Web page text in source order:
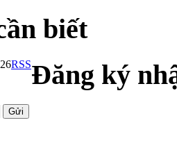
biết
RSSĐăng ký